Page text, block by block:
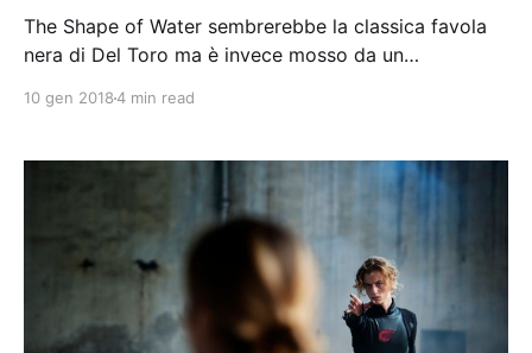
The Shape of Water sembrerebbe la classica favola
nera di Del Toro ma è invece mosso da un
epoca del cinema.
10 gen 20184 min read